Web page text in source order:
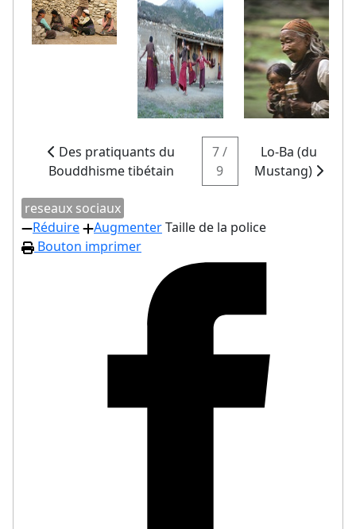
Des pratiquants du
Bouddhisme tibétain
7 /
9
Lo-Ba (du
Mustang)
reseaux sociaux
Réduire
AugmenterTaille de la police
Bouton imprimer